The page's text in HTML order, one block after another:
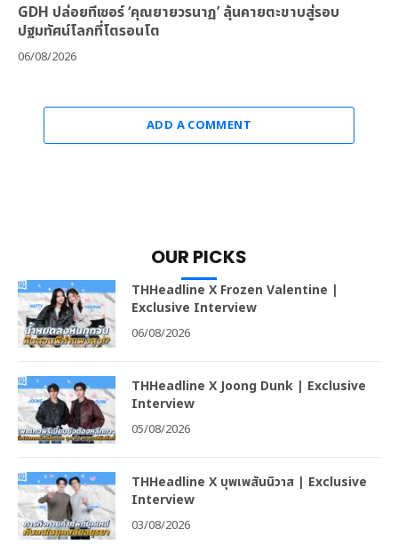
GDH ปล่อยทีเซอร์ ‘คุณยายวรนาฏ’ ลุ้นคายตะขาบสู่รอบ
ปฐมทัศน์โลกที่โตรอนโต
06/08/2026
ADD A COMMENT
OUR PICKS
THHeadline X Frozen Valentine |
Exclusive Interview
06/08/2026
THHeadline X Joong Dunk | Exclusive
Interview
05/08/2026
THHeadline X บุพเพสันนิวาส | Exclusive
Interview
03/08/2026